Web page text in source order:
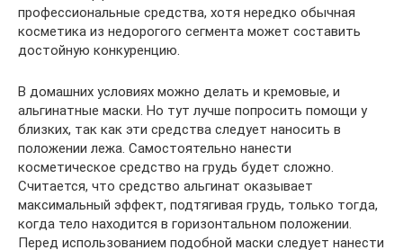
профессиональные средства, хотя нередко обычная
косметика из недорогого сегмента может составить
достойную конкуренцию.
В домашних условиях можно делать и кремовые, и
альгинатные маски. Но тут лучше попросить помощи у
близких, так как эти средства следует наносить в
положении лежа. Самостоятельно нанести
косметическое средство на грудь будет сложно.
Считается, что средство альгинат оказывает
максимальный эффект, подтягивая грудь, только тогда,
когда тело находится в горизонтальном положении.
Перед использованием подобной маски следует нанести